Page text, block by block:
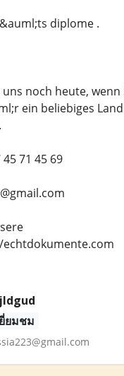
diplome .
noch heute, wenn
ein beliebiges Land
71 45 69
ยมชม